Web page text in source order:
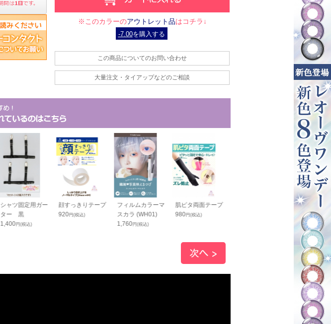
※このカラーのアウトレット品はコチラ↓
-7.00を購入する
この商品についてのお問い合わせ
大量注文・タイアップなどのご相談
シャツ固定用ガー
ター 黒
1,400 円(税込)
顔すっきりテープ
920 円(税込)
フィルムカラーマ
スカラ (WH01)
1,760 円(税込)
肌ピタ両面テープ
980 円(税込)
シャツ固定用
ター 黒
1,400 円(税込)